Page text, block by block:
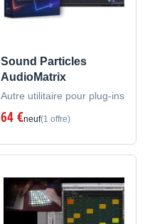
Sound Particles
AudioMatrix
Autre utilitaire pour plug-ins
64 €neuf(1 offre)